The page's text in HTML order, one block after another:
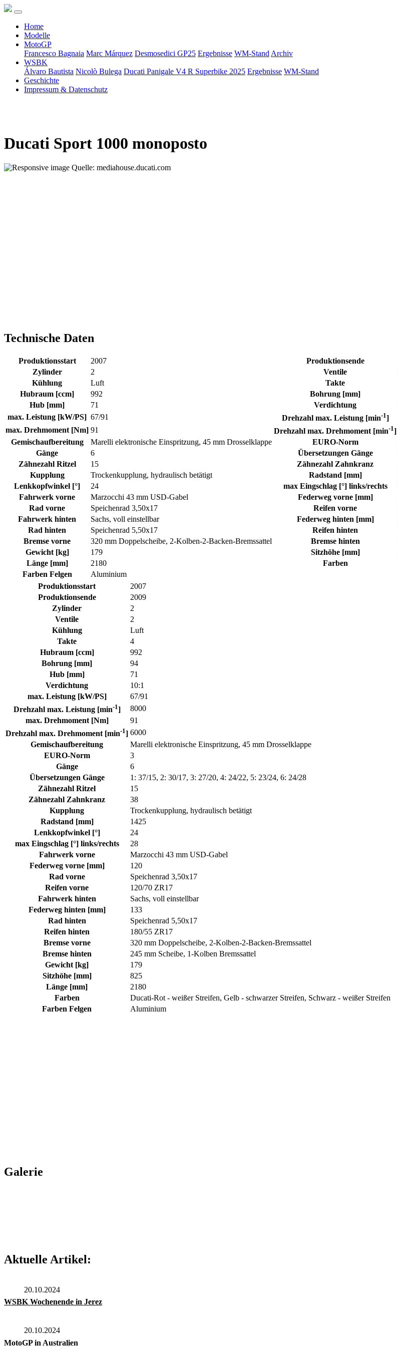
Home
Modelle
MotoGP
Francesco Bagnaia Marc Márquez Desmosedici GP25 Ergebnisse WM-Stand Archiv
WSBK
Álvaro Bautista Nicolò Bulega Ducati Panigale V4 R Superbike 2025 Ergebnisse WM-Stand
Geschichte
Impressum & Datenschutz
Ducati Sport 1000 monoposto
Quelle: mediahouse.ducati.com
Technische Daten
Produktionsstart 2007 Produktionsende
Zylinder
2 Ventile
Kühlung
Luft Takte
Hubraum [ccm]
992 Bohrung [mm]
Hub [mm]
71 Verdichtung
max. Leistung [kW/PS] 67/91 Drehzahl max. Leistung [min-1]
max. Drehmoment [Nm] 91 Drehzahl max. Drehmoment [min-1]
Gemischaufbereitung
Marelli elektronische Einspritzung, 45 mm Drosselklappe EURO-Norm
Gänge
6 Übersetzungen Gänge
Zähnezahl Ritzel
15 Zähnezahl Zahnkranz
Kupplung
Trockenkupplung, hydraulisch betätigt Radstand [mm]
Lenkkopfwinkel [°]
24 max Eingschlag [°] links/rechts
Fahrwerk vorne
Marzocchi 43 mm USD-Gabel Federweg vorne [mm]
Rad vorne
Speichenrad 3,50x17 Reifen vorne
Fahrwerk hinten
Sachs, voll einstellbar Federweg hinten [mm]
Rad hinten
Speichenrad 5,50x17 Reifen hinten
Bremse vorne
320 mm Doppelscheibe, 2-Kolben-2-Backen-Bremssattel Bremse hinten
Gewicht [kg]
179 Sitzhöhe [mm]
Länge [mm]
2180 Farben
Farben Felgen
Aluminium
Produktionsstart
2007
Produktionsende
2009
Zylinder
2
Ventile
2
Kühlung
Luft
Takte
4
Hubraum [ccm]
992
Bohrung [mm]
94
Hub [mm]
71
Verdichtung
10:1
max. Leistung [kW/PS]
67/91
Drehzahl max. Leistung [min-1]
8000
max. Drehmoment [Nm]
91
Drehzahl max. Drehmoment [min-1] 6000
Gemischaufbereitung
Marelli elektronische Einspritzung, 45 mm Drosselklappe
EURO-Norm
3
Gänge
6
Übersetzungen Gänge
1: 37/15, 2: 30/17, 3: 27/20, 4: 24/22, 5: 23/24, 6: 24/28
Zähnezahl Ritzel
15
Zähnezahl Zahnkranz
38
Kupplung
Trockenkupplung, hydraulisch betätigt
Radstand [mm]
1425
Lenkkopfwinkel [°]
24
max Eingschlag [°] links/rechts
28
Fahrwerk vorne
Marzocchi 43 mm USD-Gabel
Federweg vorne [mm]
120
Rad vorne
Speichenrad 3,50x17
Reifen vorne
120/70 ZR17
Fahrwerk hinten
Sachs, voll einstellbar
Federweg hinten [mm]
133
Rad hinten
Speichenrad 5,50x17
Reifen hinten
180/55 ZR17
Bremse vorne
320 mm Doppelscheibe, 2-Kolben-2-Backen-Bremssattel
Bremse hinten
245 mm Scheibe, 1-Kolben Bremssattel
Gewicht [kg]
179
Sitzhöhe [mm]
825
Länge [mm]
2180
Farben
Ducati-Rot - weißer Streifen, Gelb - schwarzer Streifen, Schwarz - weißer Streifen
Farben Felgen
Aluminium
Galerie
Aktuelle Artikel:
20.10.2024
WSBK Wochenende in Jerez
20.10.2024
MotoGP in Australien